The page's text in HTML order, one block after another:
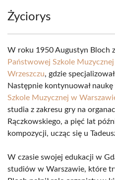
Życiorys
W roku 1950 Augustyn Bloch
Państwowej Szkole
Wrzeszczu, gdzie
Następnie kontynuował
Szkole Muzycznej w
studia z zakresu gry na
Rączkowskiego, a pięć lat
kompozycji, ucząc się u
W czasie swojej edukacji w
studiów w Warszawie, które